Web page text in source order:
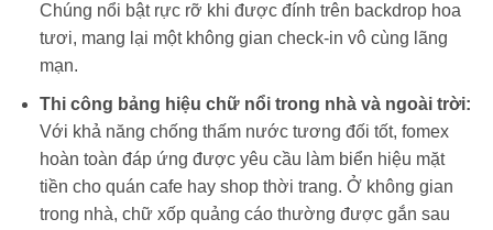
Chúng nổi bật rực rỡ khi được đính trên backdrop hoa
tươi, mang lại một không gian check-in vô cùng lãng
mạn.
Thi công bảng hiệu chữ nổi trong nhà và ngoài trời:
Với khả năng chống thấm nước tương đối tốt, fomex
hoàn toàn đáp ứng được yêu cầu làm biển hiệu mặt
tiền cho quán cafe hay shop thời trang. Ở không gian
trong nhà, chữ xốp quảng cáo thường được gắn sau